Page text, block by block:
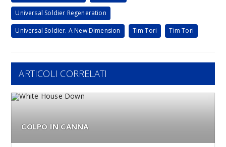
Universal Soldier Regeneration
Universal Soldier. A New Dimension Tim Tori Tim Tori
ARTICOLI CORRELATI
COLPO IN CANNA